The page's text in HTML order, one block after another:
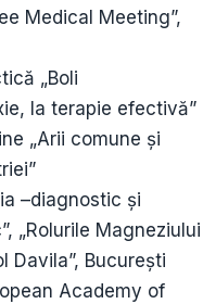
Medical Meeting”,
„Boli
la terapie efectivă”
„Arii comune și
–diagnostic și
„Rolurile Magneziului
Davila”, București
Academy of